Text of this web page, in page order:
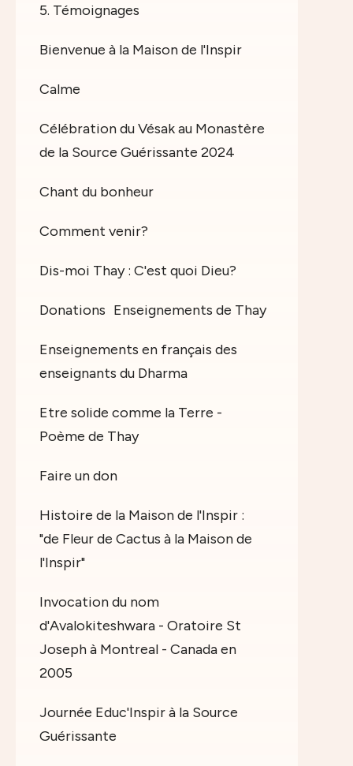
5. Témoignages
Bienvenue à la Maison de l'Inspir
Calme
Célébration du Vésak au Monastère
de la Source Guérissante 2024
Chant du bonheur
Comment venir?
Dis-moi Thay : C'est quoi Dieu?
Donations Enseignements de Thay
Enseignements en français des
enseignants du Dharma
Etre solide comme la Terre -
Poème de Thay
Faire un don
Histoire de la Maison de l'Inspir :
"de Fleur de Cactus à la Maison de
l'Inspir"
Invocation du nom
d'Avalokiteshwara - Oratoire St
Joseph à Montreal - Canada en
2005
Journée Educ'Inspir à la Source
Guérissante